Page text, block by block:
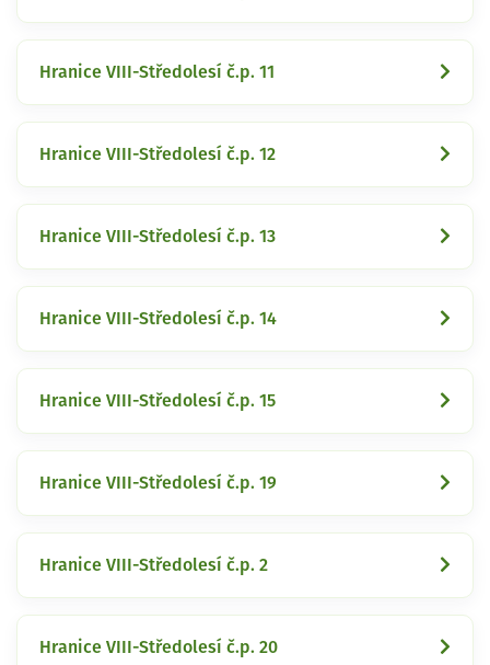
Hranice VIII-Středolesí č.p. 11
Hranice VIII-Středolesí č.p. 12
Hranice VIII-Středolesí č.p. 13
Hranice VIII-Středolesí č.p. 14
Hranice VIII-Středolesí č.p. 15
Hranice VIII-Středolesí č.p. 19
Hranice VIII-Středolesí č.p. 2
Hranice VIII-Středolesí č.p. 20